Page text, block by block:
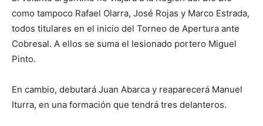
como tampoco Rafael Olarra, José Rojas y Marco Estrada,
todos titulares en el inicio del Torneo de Apertura ante
Cobresal. A ellos se suma el lesionado portero Miguel
Pinto.
En cambio, debutará Juan Abarca y reaparecerá Manuel
Iturra, en una formación que tendrá tres delanteros.